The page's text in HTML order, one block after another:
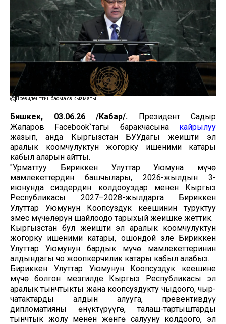
Президенттин басма сөз кызматы
Бишкек, 03.06.26 /Кабар/. Президент Садыр
Жапаров Facebook`тагы баракчасына кайрылуу
жазып, анда Кыргызстан БУУдагы жеңишти эл
аралык коомчулуктун жогорку ишеними катары
кабыл аларын айтты.
"Урматтуу Бириккен Улуттар Уюмуна мүчө
мамлекеттердин башчылары, 2026-жылдын 3-
июнунда сиздердин колдооңуздар менен Кыргыз
Республикасы 2027–2028-жылдарга Бириккен
Улуттар Уюмунун Коопсуздук кеңешинин туруктуу
эмес мүчөлөрүн шайлоодо тарыхый жеңишке жеттик.
Кыргызстан бул жеңишти эл аралык коомчулуктун
жогорку ишеними катары, ошондой эле Бириккен
Улуттар Уюмунун бардык мүчө мамлекеттеринин
алдындагы чоң жоопкерчилик катары кабыл алабыз.
Бириккен Улуттар Уюмунун Коопсуздук кеңешине
мүчө болгон мезгилде Кыргыз Республикасы эл
аралык тынчтыкты жана коопсуздукту чыңдоого, чыр-
чатактарды алдын алууга, превентивдүү
дипломатияны өнүктүрүүгө, талаш-тартыштарды
тынчтык жолу менен жөнгө салууну колдоого, эл